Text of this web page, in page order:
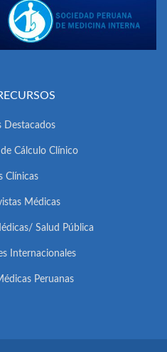
Destacados
Cálculo Clínico
Clínicas
Médicas
Salud Pública
Internacionales
Peruanas